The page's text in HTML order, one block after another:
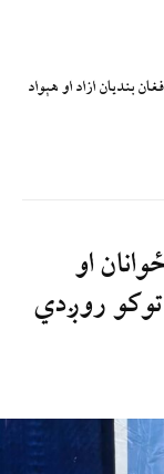
څه باندې ۳۰۰ افغان بندیان ازاد او هېواد
او
توکو روږدي